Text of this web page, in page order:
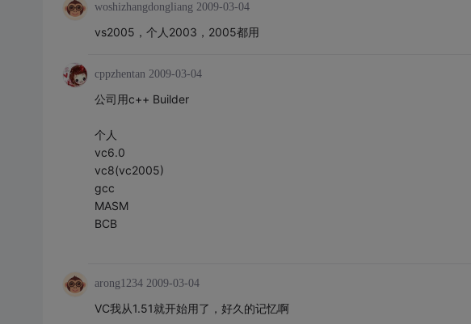
woshizhangdongliang 2009-03-04
vs2005，个人2003，2005都用
cppzhentan 2009-03-04
公司用c++ Builder
个人
vc6.0
vc8(vc2005)
gcc
MASM
BCB
arong1234 2009-03-04
VC我从1.51就开始用了，好久的记忆啊